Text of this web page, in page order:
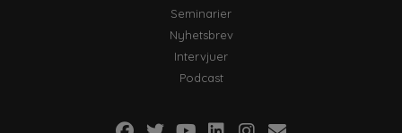
Seminarier
Nyhetsbrev
Intervjuer
Podcast